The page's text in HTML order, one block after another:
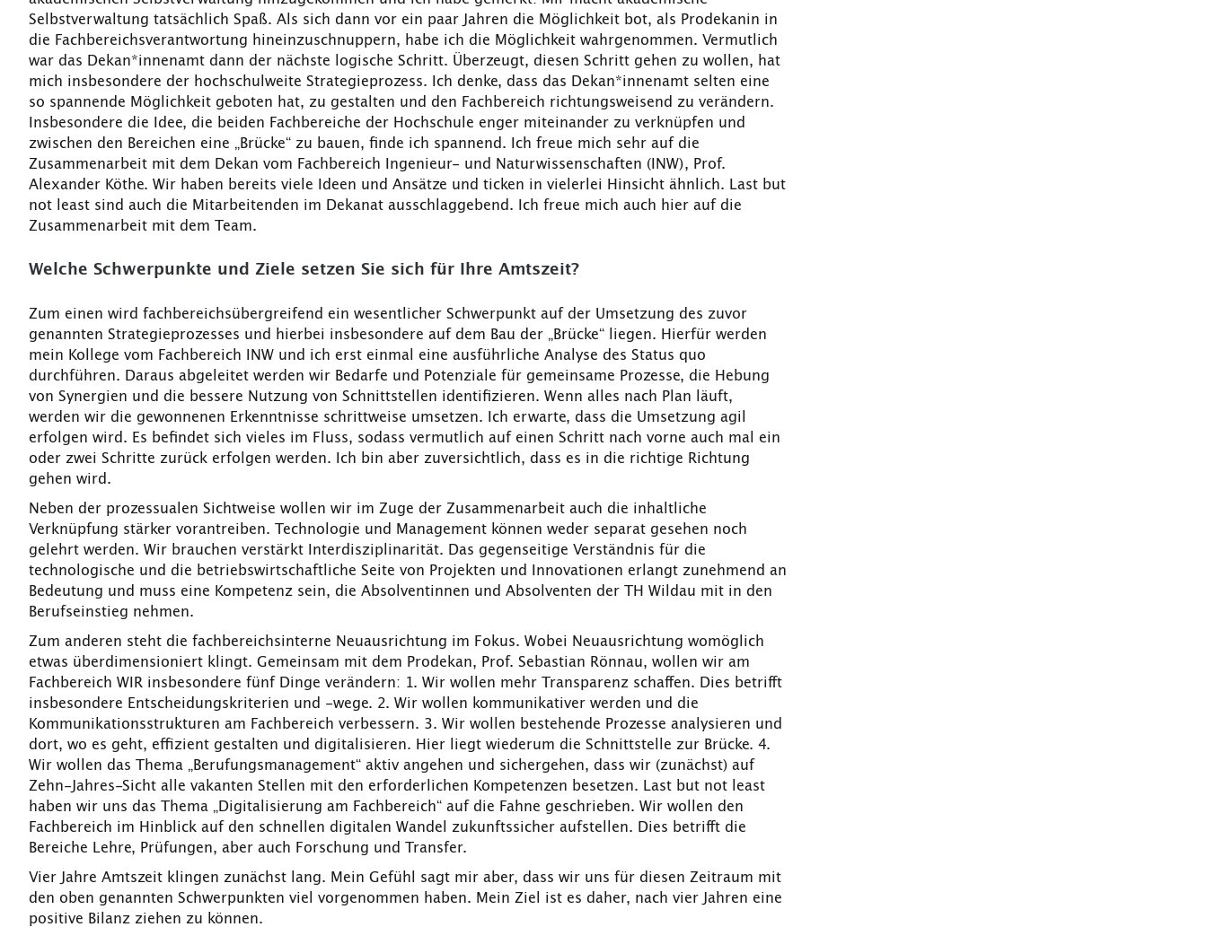
Selbstverwaltung tatsächlich Spaß. Als sich dann vor ein paar Jahren die Möglichkeit bot, als Prodekanin in
die Fachbereichsverantwortung hineinzuschnuppern, habe ich die Möglichkeit wahrgenommen. Vermutlich
war das Dekan*innenamt dann der nächste logische Schritt. Überzeugt, diesen Schritt gehen zu wollen, hat
mich insbesondere der hochschulweite Strategieprozess. Ich denke, dass das Dekan*innenamt selten eine
so spannende Möglichkeit geboten hat, zu gestalten und den Fachbereich richtungsweisend zu verändern.
Insbesondere die Idee, die beiden Fachbereiche der Hochschule enger miteinander zu verknüpfen und
zwischen den Bereichen eine „Brücke“ zu bauen, finde ich spannend. Ich freue mich sehr auf die
Zusammenarbeit mit dem Dekan vom Fachbereich Ingenieur- und Naturwissenschaften (INW), Prof.
Alexander Köthe. Wir haben bereits viele Ideen und Ansätze und ticken in vielerlei Hinsicht ähnlich. Last but
not least sind auch die Mitarbeitenden im Dekanat ausschlaggebend. Ich freue mich auch hier auf die
Zusammenarbeit mit dem Team.
Welche Schwerpunkte und Ziele setzen Sie sich für Ihre Amtszeit?
Zum einen wird fachbereichsübergreifend ein wesentlicher Schwerpunkt auf der Umsetzung des zuvor
genannten Strategieprozesses und hierbei insbesondere auf dem Bau der „Brücke“ liegen. Hierfür werden
mein Kollege vom Fachbereich INW und ich erst einmal eine ausführliche Analyse des Status quo
durchführen. Daraus abgeleitet werden wir Bedarfe und Potenziale für gemeinsame Prozesse, die Hebung
von Synergien und die bessere Nutzung von Schnittstellen identifizieren. Wenn alles nach Plan läuft,
werden wir die gewonnenen Erkenntnisse schrittweise umsetzen. Ich erwarte, dass die Umsetzung agil
erfolgen wird. Es befindet sich vieles im Fluss, sodass vermutlich auf einen Schritt nach vorne auch mal ein
oder zwei Schritte zurück erfolgen werden. Ich bin aber zuversichtlich, dass es in die richtige Richtung
gehen wird.
Neben der prozessualen Sichtweise wollen wir im Zuge der Zusammenarbeit auch die inhaltliche
Verknüpfung stärker vorantreiben. Technologie und Management können weder separat gesehen noch
gelehrt werden. Wir brauchen verstärkt Interdisziplinarität. Das gegenseitige Verständnis für die
technologische und die betriebswirtschaftliche Seite von Projekten und Innovationen erlangt zunehmend an
Bedeutung und muss eine Kompetenz sein, die Absolventinnen und Absolventen der TH Wildau mit in den
Berufseinstieg nehmen.
Zum anderen steht die fachbereichsinterne Neuausrichtung im Fokus. Wobei Neuausrichtung womöglich
etwas überdimensioniert klingt. Gemeinsam mit dem Prodekan, Prof. Sebastian Rönnau, wollen wir am
Fachbereich WIR insbesondere fünf Dinge verändern: 1. Wir wollen mehr Transparenz schaffen. Dies betrifft
insbesondere Entscheidungskriterien und -wege. 2. Wir wollen kommunikativer werden und die
Kommunikationsstrukturen am Fachbereich verbessern. 3. Wir wollen bestehende Prozesse analysieren und
dort, wo es geht, effizient gestalten und digitalisieren. Hier liegt wiederum die Schnittstelle zur Brücke. 4.
Wir wollen das Thema „Berufungsmanagement“ aktiv angehen und sichergehen, dass wir (zunächst) auf
Zehn-Jahres-Sicht alle vakanten Stellen mit den erforderlichen Kompetenzen besetzen. Last but not least
haben wir uns das Thema „Digitalisierung am Fachbereich“ auf die Fahne geschrieben. Wir wollen den
Fachbereich im Hinblick auf den schnellen digitalen Wandel zukunftssicher aufstellen. Dies betrifft die
Bereiche Lehre, Prüfungen, aber auch Forschung und Transfer.
Vier Jahre Amtszeit klingen zunächst lang. Mein Gefühl sagt mir aber, dass wir uns für diesen Zeitraum mit
den oben genannten Schwerpunkten viel vorgenommen haben. Mein Ziel ist es daher, nach vier Jahren eine
positive Bilanz ziehen zu können.